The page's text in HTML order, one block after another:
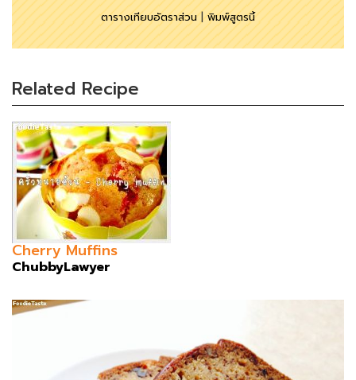
ตารางเทียบอัตราส่วน|พิมพ์สูตรนี้
Related Recipe
Cherry Muffins
ChubbyLawyer